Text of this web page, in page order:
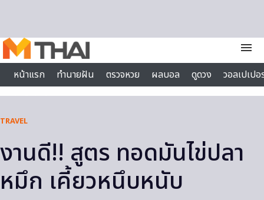
menu
หน้าแรก
ทำนายฝัน ตรวจหวย ผลบอล ดูดวง
วอลเปเป
ไลฟ์สไตล์
TRAVEL
งานดี!! สูตร ทอดมันไข่ปลา
หมึก เคี้ยวหนึบหนับ